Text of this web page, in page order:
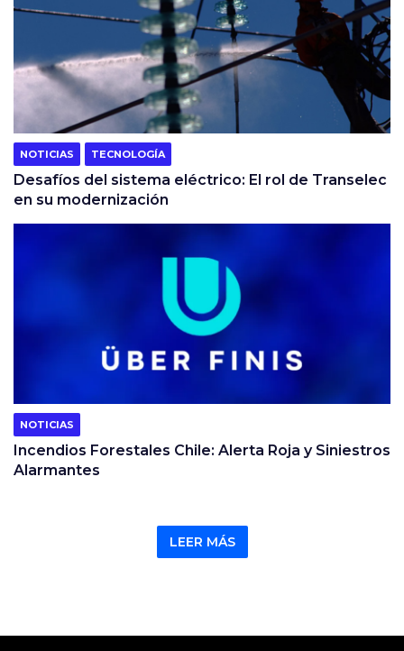
NOTICIAS TECNOLOGÍA
Desafíos del sistema eléctrico: El rol de Transelec
en su modernización
NOTICIAS
Incendios Forestales Chile: Alerta Roja y Siniestros
Alarmantes
LEER MÁS